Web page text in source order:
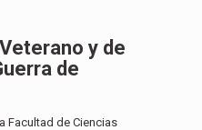
y de
de
Facultad de Ciencias